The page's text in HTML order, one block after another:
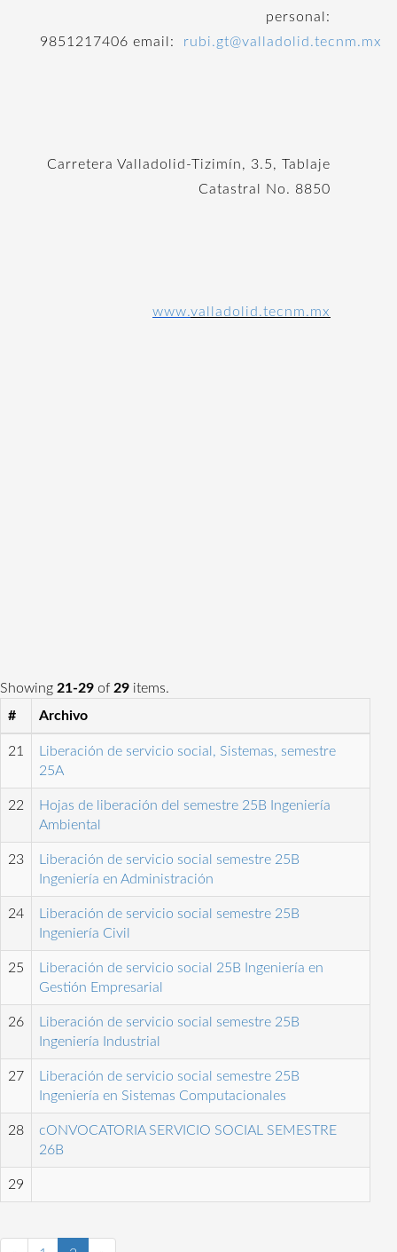
personal:
9851217406 email:
rubi.gt@valladolid.tecnm.mx
Carretera Valladolid-Tizimín, 3.5, Tablaje
Catastral No. 8850
www.valladolid.tecnm.mx
Showing 21-29 of 29 items.
#
Archivo
21
Liberación de servicio social, Sistemas, semestre
25A
22
Hojas de liberación del semestre 25B Ingeniería
Ambiental
23
Liberación de servicio social semestre 25B
Ingeniería en Administración
24
Liberación de servicio social semestre 25B
Ingeniería Civil
25
Liberación de servicio social 25B Ingeniería en
Gestión Empresarial
26
Liberación de servicio social semestre 25B
Ingeniería Industrial
27
Liberación de servicio social semestre 25B
Ingeniería en Sistemas Computacionales
28
cONVOCATORIA SERVICIO SOCIAL SEMESTRE
26B
29